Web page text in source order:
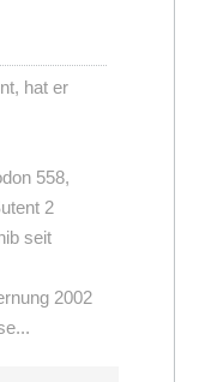
hat er
558,
2
seit
2002